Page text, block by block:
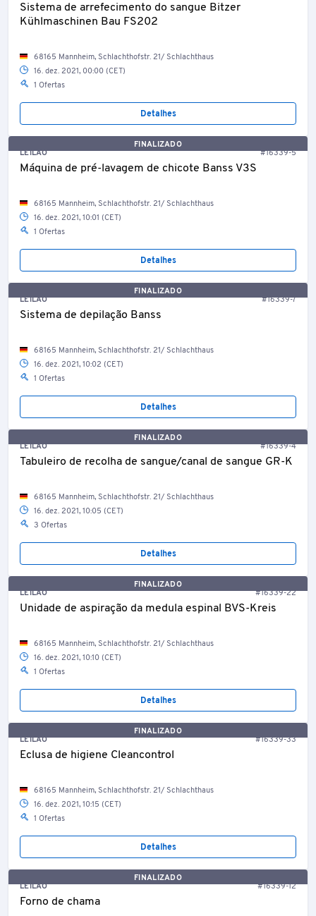
Sistema de arrefecimento do sangue Bitzer
Kühlmaschinen Bau FS202
68165 Mannheim, Schlachthofstr. 21/ Schlachthaus
16. dez. 2021, 00:00 (CET)
1 Ofertas
Detalhes
FINALIZADO
LEILÃO
#16339-5
Máquina de pré-lavagem de chicote Banss V3S
68165 Mannheim, Schlachthofstr. 21/ Schlachthaus
16. dez. 2021, 10:01 (CET)
1 Ofertas
Detalhes
FINALIZADO
LEILÃO
#16339-7
Sistema de depilação Banss
68165 Mannheim, Schlachthofstr. 21/ Schlachthaus
16. dez. 2021, 10:02 (CET)
1 Ofertas
Detalhes
FINALIZADO
LEILÃO
#16339-4
Tabuleiro de recolha de sangue/canal de sangue GR-K
68165 Mannheim, Schlachthofstr. 21/ Schlachthaus
16. dez. 2021, 10:05 (CET)
3 Ofertas
Detalhes
FINALIZADO
LEILÃO
#16339-22
Unidade de aspiração da medula espinal BVS-Kreis
68165 Mannheim, Schlachthofstr. 21/ Schlachthaus
16. dez. 2021, 10:10 (CET)
1 Ofertas
Detalhes
FINALIZADO
LEILÃO
#16339-33
Eclusa de higiene Cleancontrol
68165 Mannheim, Schlachthofstr. 21/ Schlachthaus
16. dez. 2021, 10:15 (CET)
1 Ofertas
Detalhes
FINALIZADO
LEILÃO
#16339-12
Forno de chama